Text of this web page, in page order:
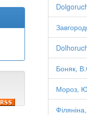
Боняк,
Мороз,